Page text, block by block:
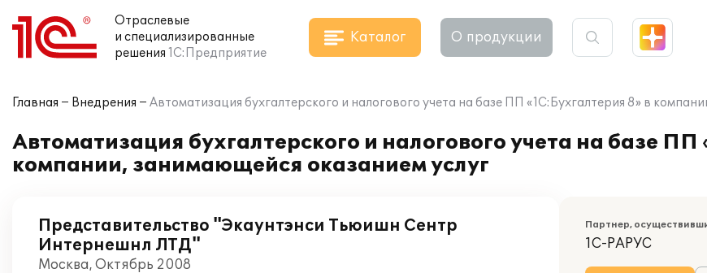
Отраслевые
и специализированные
решения 1С:Предприятие
Каталог О продукции
Главная Внедрения Автоматизация бухгалтерского и налогового учета на базе ПП «1С:Бухгалтерия 8» в
Автоматизация бухгалтерского и налогового учета на базе ПП
компании, занимающейся оказанием услуг
Представительство "Экаунтэнси Тьюишн Сентр
Интернешнл ЛТД"
Москва, Октябрь 2008
Партнер,
1С-РАРУС